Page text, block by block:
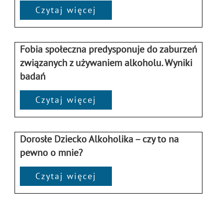
Czytaj więcej
Fobia społeczna predysponuje do zaburzeń
związanych z używaniem alkoholu. Wyniki
badań
Czytaj więcej
Dorosłe Dziecko Alkoholika – czy to na
pewno o mnie?
Czytaj więcej